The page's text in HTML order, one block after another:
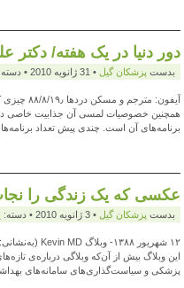
دور دنیا در یک هفته/ دکتر
بدست پزشكان گيل • 31 ژانویه 2010 • دسته:
آیفون:
همچنین خصوصیات لمسی آن جذابیت خاصی
برنامه‌های آن است. چندی پیش تعداد برنامه‌های
عکسی که یک زندگی را
بدست پزشكان گيل • 3 ژانویه 2010 • دسته:
این وبلاگ بیش از آن‌که وبلاگی درباره‌ی
پزشکی و سیاست‌گذاری‌های سامانه‌های